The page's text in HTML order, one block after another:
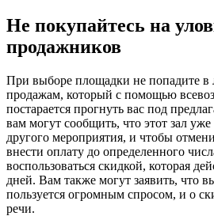
Не покупайтесь на
продажников
При выборе площадки не попадите в
продажам, который с помощью
постарается прогнуть вас под
вам могут сообщить, что этот зал
другого мероприятия, и чтобы
внести оплату до определенного
воспользоваться скидкой, которая
дней. Вам также могут заявить, что
пользуется огромным спросом, и о
речи.